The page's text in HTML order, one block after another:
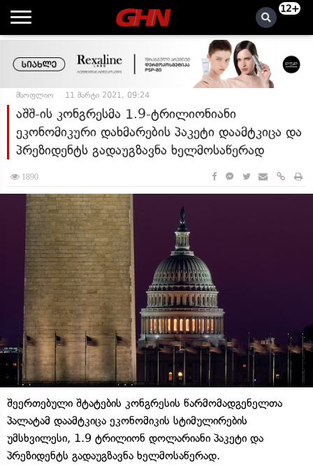
12+
მსოფლიო 11 მარტი 2021, 09:24
აშშ-ის კონგრესმა 1.9-ტრილიონიანი
ეკონომიკური დახმარების პაკეტი დაამტკიცა და
პრეზიდენტს გადაუგზავნა ხელმოსაწერად
1890
შეერთებული შტატების კონგრესის წარმომადგენელთა
პალატამ დაამტკიცა ეკონომიკის სტიმულირების
უმსხვილესი, 1.9 ტრილიონ დოლარიანი პაკეტი და
პრეზიდენტს გადაუგზავნა ხელმოსაწერად.